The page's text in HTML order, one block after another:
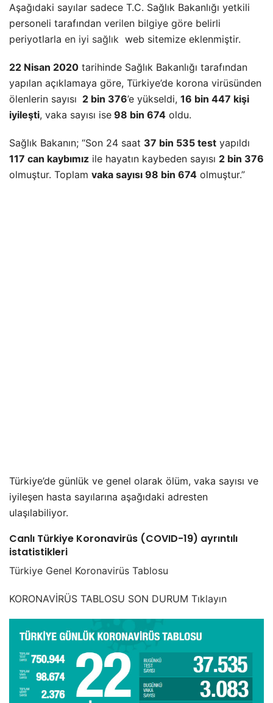
Aşağıdaki sayılar sadece T.C. Sağlık Bakanlığı yetkili
personeli tarafından verilen bilgiye göre belirli
periyotlarla en iyi sağlık web sitemize eklenmiştir.
22 Nisan 2020 tarihinde Sağlık Bakanlığı tarafından
yapılan açıklamaya göre, Türkiye’de korona virüsünden
ölenlerin sayısı 2 bin 376’e yükseldi, 16 bin 447 kişi
iyileşti, vaka sayısı ise 98 bin 674 oldu.
Sağlık Bakanın; “Son 24 saat 37 bin 535 test yapıldı
117 can kaybımız ile hayatın kaybeden sayısı 2 bin 376
olmuştur. Toplam vaka sayısı 98 bin 674 olmuştur.”
Türkiye’de günlük ve genel olarak ölüm, vaka sayısı ve
iyileşen hasta sayılarına aşağıdaki adresten
ulaşılabiliyor.
Canlı Türkiye Koronavirüs (COVID-19) ayrıntılı
istatistikleri
Türkiye Genel Koronavirüs Tablosu
KORONAVİRÜS TABLOSU SON DURUM Tıklayın